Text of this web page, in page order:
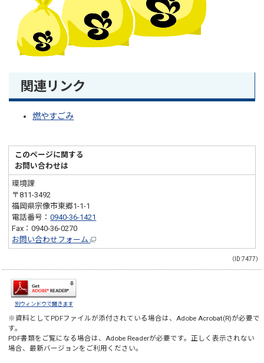
関連リンク
燃やすごみ
このページに関する
お問い合わせは
環境課
〒811-3492
福岡県宗像市東郷1-1-1
電話番号：0940-36-1421
Fax：0940-36-0270
お問い合わせフォーム
（ID:7477）
別ウィンドウで開きます
※資料としてPDFファイルが添付されている場合は、Adobe Acrobat(R)が必要で
す。
PDF書類をご覧になる場合は、Adobe Readerが必要です。正しく表示されない
場合、最新バージョンをご利用ください。